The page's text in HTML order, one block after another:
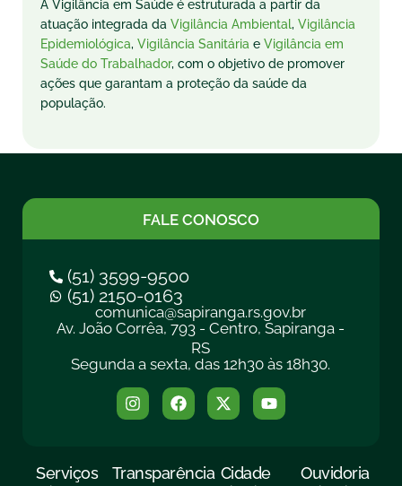
A Vigilância em Saúde é estruturada a partir da
atuação integrada da Vigilância Ambiental, Vigilância
Epidemiológica, Vigilância Sanitária e Vigilância em
Saúde do Trabalhador, com o objetivo de promover
ações que garantam a proteção da saúde da
população.
FALE CONOSCO
(51) 3599-9500
(51) 2150-0163
comunica@sapiranga.rs.gov.br
Av. João Corrêa, 793 - Centro, Sapiranga -
RS
Segunda a sexta, das 12h30 às 18h30.
Serviços Transparência Cidade Ouvidoria